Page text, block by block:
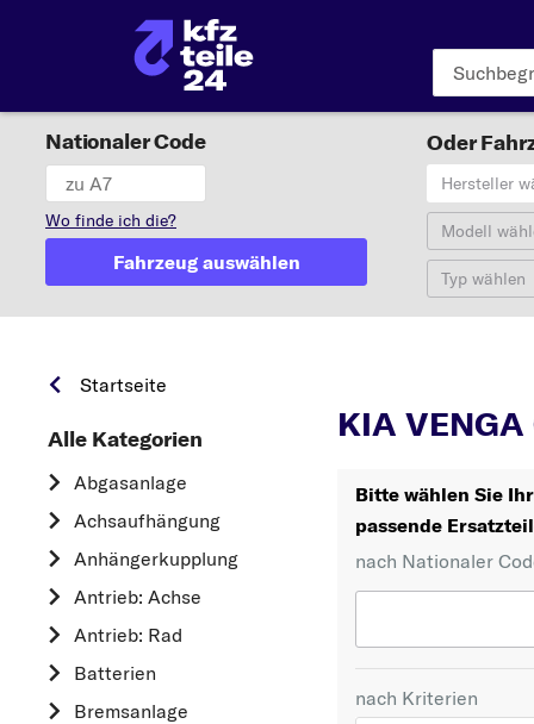
Nationaler Code
Wo finde ich die?
Fahrzeug auswählen
Oder
Hersteller
Modell
Typ wählen
Startseite
Alle Kategorien
Abgasanlage
Achsaufhängung
Anhängerkupplung
Antrieb: Achse
Antrieb: Rad
Batterien
Bremsanlage
KIA
Bitte wählen Sie
passende
nach Nationaler
nach Kriterien